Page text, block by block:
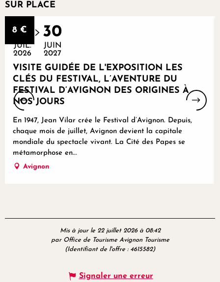
SUR PLACE
8 €
29
JUIL.
2026
30
JUIN
2027
VISITE GUIDÉE DE L'EXPOSITION LES
CLÉS DU FESTIVAL, L’AVENTURE DU
FESTIVAL D’AVIGNON DES ORIGINES À
NOS JOURS
En 1947, Jean Vilar crée le Festival d’Avignon. Depuis,
chaque mois de juillet, Avignon devient la capitale
mondiale du spectacle vivant. La Cité des Papes se
métamorphose en...
Avignon
Mis à jour le 22 juillet 2026 à 08:42
par Office de Tourisme Avignon Tourisme
(Identifiant de l'offre : 4615582)
Signaler une erreur